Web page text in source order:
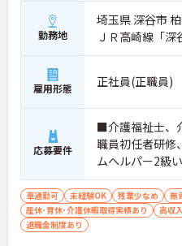
勤務地
埼玉県 深谷市
ＪＲ高崎線「
雇用形態 正社員(正職員)
応募要件
■介護福祉士、
職員初任者研修
ムヘルパー2級
※無資格・未経
車通勤可 未経験OK 残業少なめ 無
産休･育休･介護休暇取得実績あり
高収
退職金制度あり